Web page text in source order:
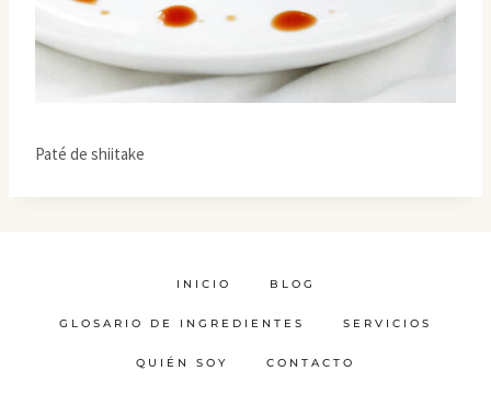
Paté de shiitake
INICIO BLOG
GLOSARIO DE INGREDIENTES SERVICIOS
QUIÉN SOY CONTACTO